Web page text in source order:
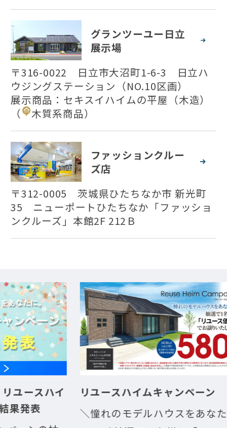
グランツーユー日立
展示場
〒316-0022 日立市大沼町1-6-3 日立ハ
ウジングステーション（NO.10区画）
展示商品： セキスイハイムの平屋（木造）
（
木質系商品）
ファッションクルー
ズ店
〒312-0005 茨城県ひたちなか市 新光町
35 ニューポートひたちなか「ファッショ
ンクルーズ」本館2F 212Ｂ
イ
リユースハイムキャンペーン
＼憧れのモデルハウスをあなた
グ
ナ